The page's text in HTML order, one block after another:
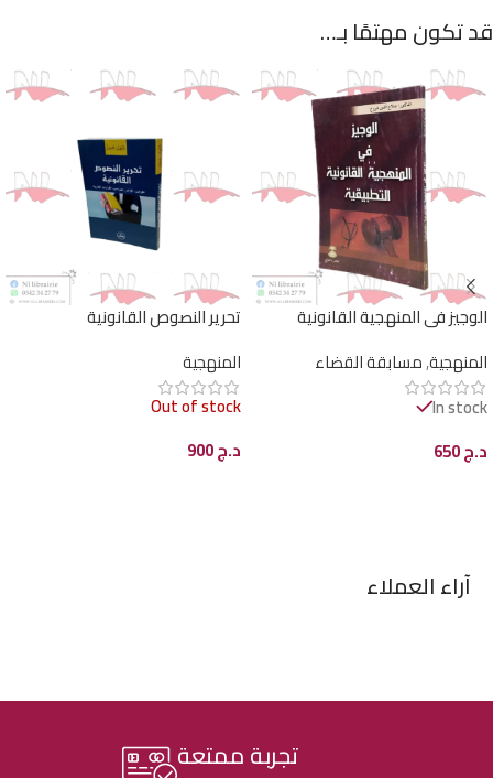
قد تكون مهتمًا بـ…
الوجيز في المنهجية القانونية
المنهجية,مسابقة القضاء
In stock
د.ج
تحرير النصوص القانونية
المنهجية
Out of stock
د.ج
آراء العملاء
تجربة ممتعة